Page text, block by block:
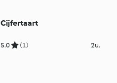
Cijfertaart
5.0 (1) 2u.